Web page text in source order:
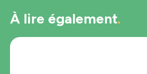
À lire également